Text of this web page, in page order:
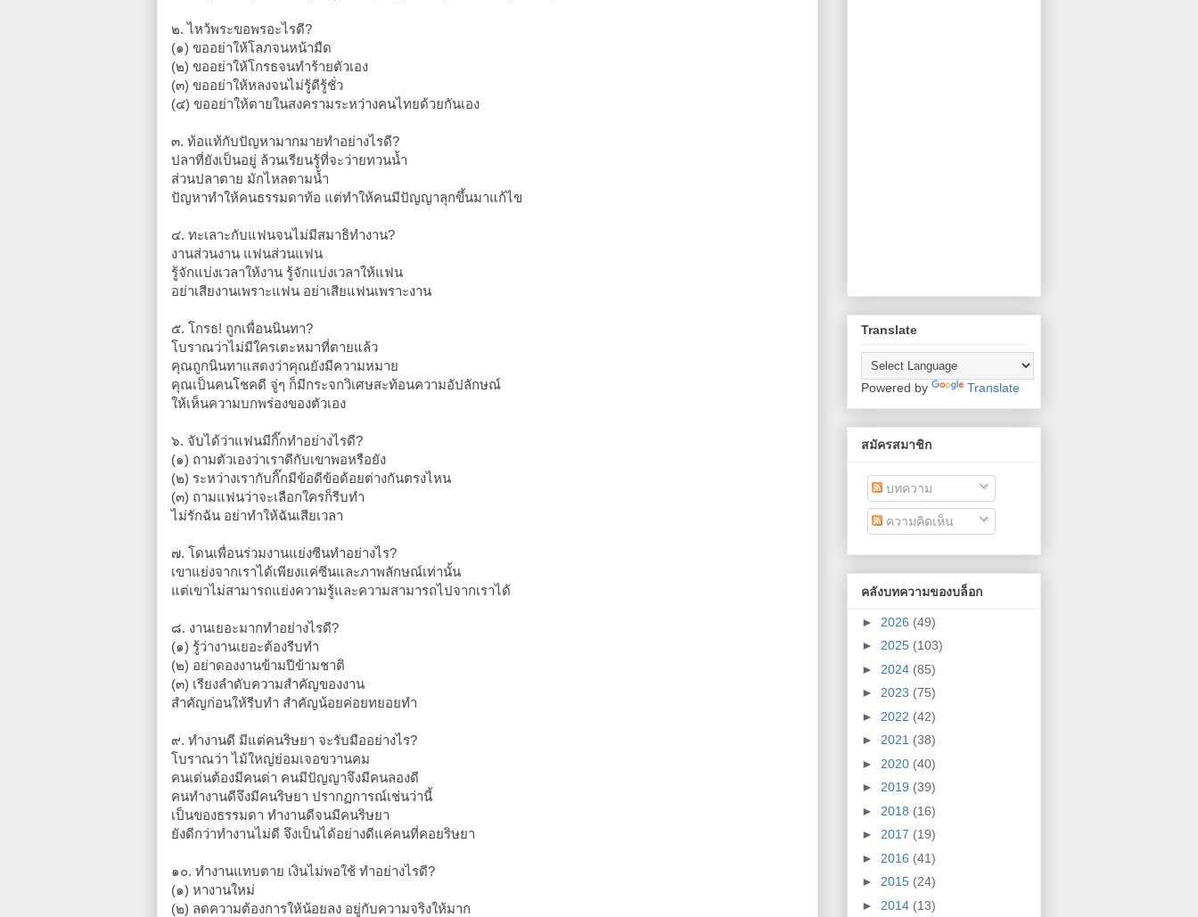
๒. ไหว้พระขอพรอะไรดี?
(๑) ขออย่าให้โลภจนหน้ามืด
(๒) ขออย่าให้โกรธจนทำร้ายตัวเอง
(๓) ขออย่าให้หลงจนไม่รู้ดีรู้ชั่ว
(๔) ขออย่าให้ตายในสงครามระหว่างคนไทยด้วยกันเอง
๓. ท้อแท้กับปัญหามากมายทำอย่างไรดี?
ปลาที่ยังเป็นอยู่ ล้วนเรียนรู้ที่จะว่ายทวนน้ำ
ส่วนปลาตาย มักไหลตามน้ำ
ปัญหาทำให้คนธรรมดาท้อ แต่ทำให้คนมีปัญญาลุกขึ้นมาแก้ไข
๔. ทะเลาะกับแฟนจนไม่มีสมาธิทำงาน?
งานส่วนงาน แฟนส่วนแฟน
รู้จักแบ่งเวลาให้งาน รู้จักแบ่งเวลาให้แฟน
อย่าเสียงานเพราะแฟน อย่าเสียแฟนเพราะงาน
๕. โกรธ! ถูกเพื่อนนินทา?
โบราณว่าไม่มีใครเตะหมาที่ตายแล้ว
คุณถูกนินทาแสดงว่าคุณยังมีความหมาย
คุณเป็นคนโชคดี จู่ๆ ก็มีกระจกวิเศษสะท้อนความอัปลักษณ์
ให้เห็นความบกพร่องของตัวเอง
๖. จับได้ว่าแฟนมีกิ๊กทำอย่างไรดี?
(๑) ถามตัวเองว่าเราดีกับเขาพอหรือยัง
(๒) ระหว่างเรากับกิ๊กมีข้อดีข้อด้อยต่างกันตรงไหน
(๓) ถามแฟนว่าจะเลือกใครก็รีบทำ
ไม่รักฉัน อย่าทำให้ฉันเสียเวลา
๗. โดนเพื่อนร่วมงานแย่งซีนทำอย่างไร?
เขาแย่งจากเราได้เพียงแค่ซีนและภาพลักษณ์เท่านั้น
แต่เขาไม่สามารถแย่งความรู้และความสามารถไปจากเราได้
๘. งานเยอะมากทำอย่างไรดี?
(๑) รู้ว่างานเยอะต้องรีบทำ
(๒) อย่าดองงานข้ามปีข้ามชาติ
(๓) เรียงลำดับความสำคัญของงาน
สำคัญก่อนให้รีบทำ สำคัญน้อยค่อยทยอยทำ
๙. ทำงานดี มีแต่คนริษยา จะรับมืออย่างไร?
โบราณว่า ไม้ใหญ่ย่อมเจอขวานคม
คนเด่นต้องมีคนด่า คนมีปัญญาจึงมีคนลองดี
คนทำงานดีจึงมีคนริษยา ปรากฏการณ์เช่นว่านี้
เป็นของธรรมดา ทำงานดีจนมีคนริษยา
ยังดีกว่าทำงานไม่ดี จึงเป็นได้อย่างดีแค่คนที่คอยริษยา
๑๐. ทำงานแทบตาย เงินไม่พอใช้ ทำอย่างไรดี?
(๑) หางานใหม่
(๒) ลดความต้องการให้น้อยลง อยู่กับความจริงให้มาก
Translate
Powered by Translate
สมัครสมาชิก
บทความ
ความคิดเห็น
คลังบทความของบล็อก
► 2026 (49)
► 2025 (103)
► 2024 (85)
► 2023 (75)
► 2022 (42)
► 2021 (38)
► 2020 (40)
► 2019 (39)
► 2018 (16)
► 2017 (19)
► 2016 (41)
► 2015 (24)
► 2014 (13)